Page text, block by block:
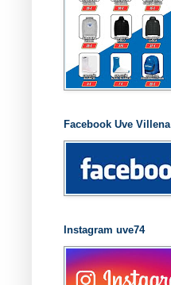
Facebook Uve Villena
Instagram uve74